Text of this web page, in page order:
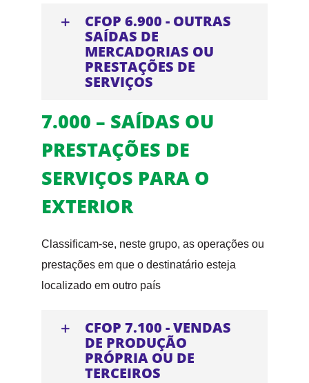
CFOP 6.900 - OUTRAS
SAÍDAS DE
MERCADORIAS OU
PRESTAÇÕES DE
SERVIÇOS
7.000 – SAÍDAS OU
PRESTAÇÕES DE
SERVIÇOS PARA O
EXTERIOR
Classificam-se, neste grupo, as operações ou
prestações em que o destinatário esteja
localizado em outro país
CFOP 7.100 - VENDAS
DE PRODUÇÃO
PRÓPRIA OU DE
TERCEIROS